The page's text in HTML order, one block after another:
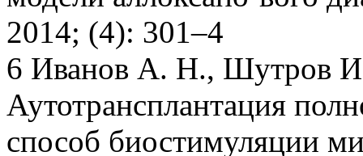
2014; (4): 301–4
6 Иванов А. Н., Шутров
Аутотрансплантация
способ биостимуляции